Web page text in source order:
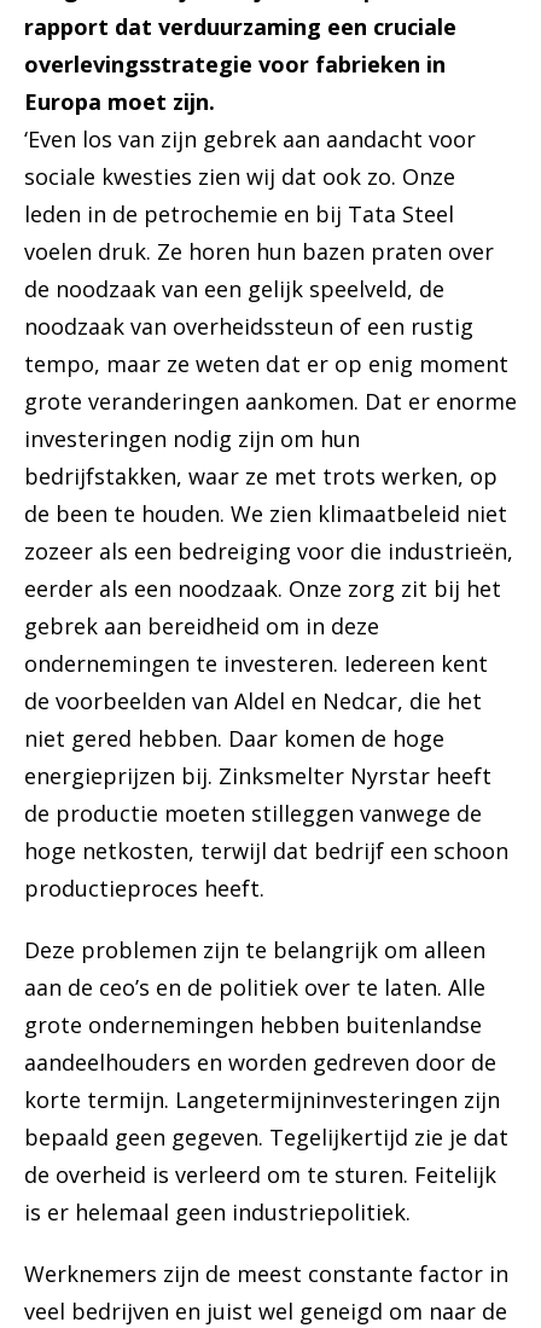
rapport dat verduurzaming een cruciale
overlevingsstrategie voor fabrieken in
Europa moet zijn.
‘Even los van zijn gebrek aan aandacht voor
sociale kwesties zien wij dat ook zo. Onze
leden in de petrochemie en bij Tata Steel
voelen druk. Ze horen hun bazen praten over
de noodzaak van een gelijk speelveld, de
noodzaak van overheidssteun of een rustig
tempo, maar ze weten dat er op enig moment
grote veranderingen aankomen. Dat er enorme
investeringen nodig zijn om hun
bedrijfstakken, waar ze met trots werken, op
de been te houden. We zien klimaatbeleid niet
zozeer als een bedreiging voor die industrieën,
eerder als een noodzaak. Onze zorg zit bij het
gebrek aan bereidheid om in deze
ondernemingen te investeren. Iedereen kent
de voorbeelden van Aldel en Nedcar, die het
niet gered hebben. Daar komen de hoge
energieprijzen bij. Zinksmelter Nyrstar heeft
de productie moeten stilleggen vanwege de
hoge netkosten, terwijl dat bedrijf een schoon
productieproces heeft.
Deze problemen zijn te belangrijk om alleen
aan de ceo’s en de politiek over te laten. Alle
grote ondernemingen hebben buitenlandse
aandeelhouders en worden gedreven door de
korte termijn. Langetermijninvesteringen zijn
bepaald geen gegeven. Tegelijkertijd zie je dat
de overheid is verleerd om te sturen. Feitelijk
is er helemaal geen industriepolitiek.
Werknemers zijn de meest constante factor in
veel bedrijven en juist wel geneigd om naar de